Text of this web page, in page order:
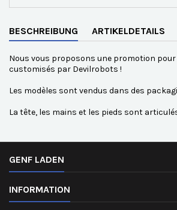
BESCHREIBUNG ARTIKELDETAILS
Nous vous proposons une promotion pour
customisés par Devilrobots !
Les modèles sont vendus dans des
La tête, les mains et les pieds sont
GENF LADEN
INFORMATION